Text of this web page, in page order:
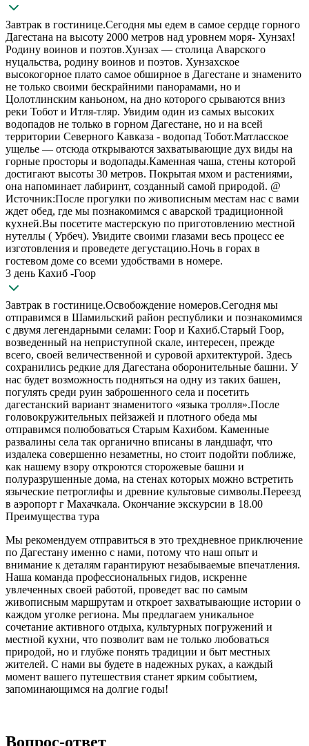
Завтрак в гостинице.Сегодня мы едем в самое сердце горного
Дагестана на высоту 2000 метров над уровнем моря- Хунзах!
Родину воинов и поэтов.Хунзах — столица Аварского
нуцальства, родину воинов и поэтов. Хунзахское
высокогорное плато самое обширное в Дагестане и знаменито
не только своими бескрайними панорамами, но и
Цолотлинским каньоном, на дно которого срываются вниз
реки Тобот и Итля-тляр. Увидим один из самых высоких
водопадов не только в горном Дагестане, но и на всей
территории Северного Кавказа - водопад Тобот.Матласское
ущелье — отсюда открываются захватывающие дух виды на
горные просторы и водопады.Каменная чаша, стены которой
достигают высоты 30 метров. Покрытая мхом и растениями,
она напоминает лабиринт, созданный самой природой. @
Источник:После прогулки по живописным местам нас с вами
ждет обед, где мы познакомимся с аварской традиционной
кухней.Вы посетите мастерскую по приготовлению местной
нутеллы ( Урбеч). Увидите своими глазами весь процесс ее
изготовления и проведете дегустацию.Ночь в горах в
гостевом доме со всеми удобствами в номере.
3 день Кахиб -Гоор
Завтрак в гостинице.Освобождение номеров.Сегодня мы
отправимся в Шамильский район республики и познакомимся
с двумя легендарными селами: Гоор и Кахиб.Старый Гоор,
возведенный на неприступной скале, интересен, прежде
всего, своей величественной и суровой архитектурой. Здесь
сохранились редкие для Дагестана оборонительные башни. У
нас будет возможность подняться на одну из таких башен,
погулять среди руин заброшенного села и посетить
дагестанский вариант знаменитого «языка тролля».После
головокружительных пейзажей и плотного обеда мы
отправимся полюбоваться Старым Кахибом. Каменные
развалины села так органично вписаны в ландшафт, что
издалека совершенно незаметны, но стоит подойти поближе,
как нашему взору откроются сторожевые башни и
полуразрушенные дома, на стенах которых можно встретить
языческие петроглифы и древние культовые символы.Переезд
в аэропорт г Махачкала. Окончание экскурсии в 18.00
Преимущества тура
Мы рекомендуем отправиться в это трехдневное приключение
по Дагестану именно с нами, потому что наш опыт и
внимание к деталям гарантируют незабываемые впечатления.
Наша команда профессиональных гидов, искренне
увлеченных своей работой, проведет вас по самым
живописным маршрутам и откроет захватывающие истории о
каждом уголке региона. Мы предлагаем уникальное
сочетание активного отдыха, культурных погружений и
местной кухни, что позволит вам не только любоваться
природой, но и глубже понять традиции и быт местных
жителей. С нами вы будете в надежных руках, а каждый
момент вашего путешествия станет ярким событием,
запоминающимся на долгие годы!
Вопрос-ответ